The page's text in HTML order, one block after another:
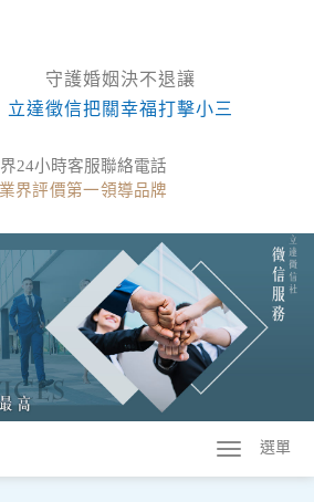
守護婚姻決不退讓
立達徵信把關幸福打擊小三
24小時客服聯絡電話
界評價第一領導品牌
選單